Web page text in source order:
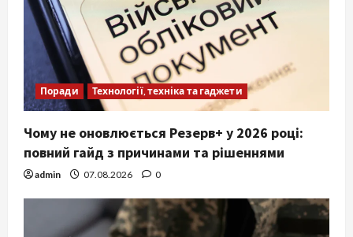
Поради Технології, техніка та гаджети
Чому не оновлюється Резерв+ у 2026 році:
повний гайд з причинами та рішеннями
admin 07.08.2026 0